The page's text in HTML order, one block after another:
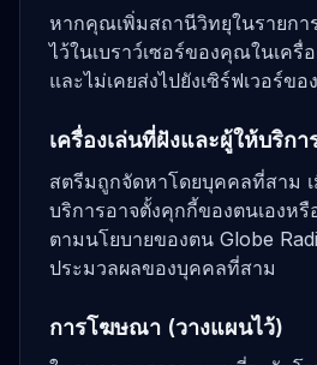
หากคุณเพิ่มสถานีวิทยุในรายกา
ไว้ในเบราว์เซอร์ของคุณในเครื่
และไม่เคยส่งไปยังเซิร์ฟเวอร์ขอ
เครื่องเล่นที่ฝังและผู้ให้บริก
สตรีมถูกจัดหาโดยบุคคลที่สาม
บริการอาจตั้งคุกกี้ของตนเองห
ตามนโยบายของตน Globe
ประมวลผลของบุคคลที่สาม
การโฆษณา (วางแผนไว้)